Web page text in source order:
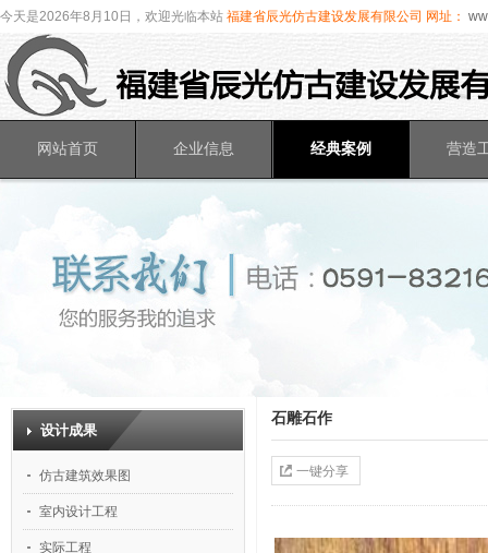
今天是2026年8月10日，欢迎光临本站 福建省辰光仿古建设发展有限公司 网址：
网站首页 企业信息 经典案例 营造
设计成果
仿古建筑效果图
室内设计工程
实际工程
石雕石作
一键分享